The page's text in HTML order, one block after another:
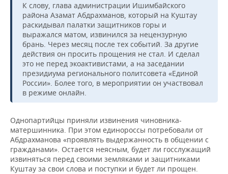
К слову, глава администрации Ишимбайского
района Азамат Абдрахманов, который на Куштау
раскидывал палатки защитников горы и
выражался матом, извинился за нецензурную
брань. Через месяц после тех событий. За другие
действия он просить прощения не стал. И сделал
это не перед экоактивистами, а на заседании
президиума регионального политсовета «Единой
России». Более того, в мероприятии он участвовал
в режиме онлайн.
Однопартийцы приняли извинения чиновника-
матершинника. При этом единороссы потребовали от
Абдрахманова «проявлять выдержанность в общении с
гражданами». Остается неясным, будет ли госслужащий
извиняться перед своими земляками и защитниками
Куштау за свои слова и поступки и будет ли прощен.